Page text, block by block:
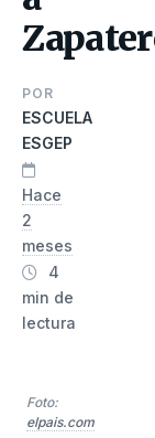
POR
ESCUELA
ESGEP
Hace
2
meses
4
min de
lectura
Foto:
elpais.com